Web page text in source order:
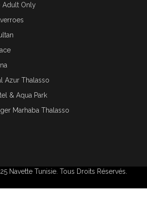
Adult Only
Azur Thalasso
& Aqua Park
Marhaba Thalasso
Navette Tunisie. Tous Droits Réservés.